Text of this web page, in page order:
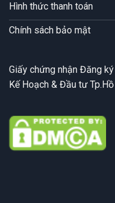
Hình thức thanh toán
Chính sách bảo mật
Giấy chứng nhận Đăng
Kế Hoạch & Đầu tư